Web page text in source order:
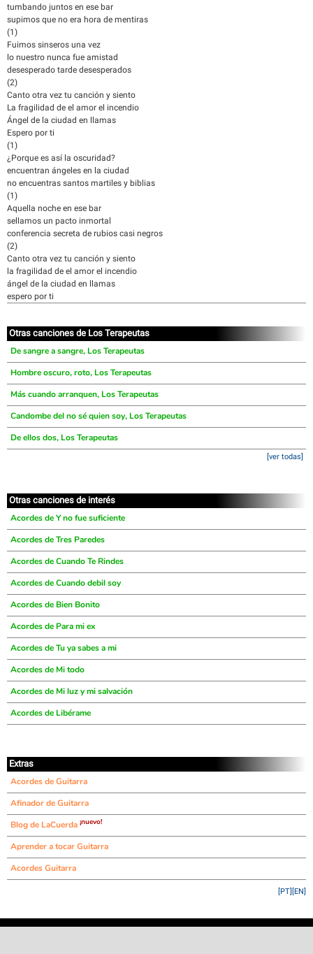
tumbando juntos en ese bar
supimos que no era hora de mentiras
(1)
Fuimos sinseros una vez
lo nuestro nunca fue amistad
desesperado tarde desesperados
(2)
Canto otra vez tu canción y siento
La fragilidad de el amor el incendio
Ángel de la ciudad en llamas
Espero por ti
(1)
¿Porque es así la oscuridad?
encuentran ángeles en la ciudad
no encuentras santos martiles y biblias
(1)
Aquella noche en ese bar
sellamos un pacto inmortal
conferencia secreta de rubios casi negros
(2)
Canto otra vez tu canción y siento
la fragilidad de el amor el incendio
ángel de la ciudad en llamas
espero por ti
Otras canciones de Los Terapeutas
De sangre a sangre, Los Terapeutas
Hombre oscuro, roto, Los Terapeutas
Más cuando arranquen, Los Terapeutas
Candombe del no sé quien soy, Los Terapeutas
De ellos dos, Los Terapeutas
[ver todas]
Otras canciones de interés
Acordes de Y no fue suficiente
Acordes de Tres Paredes
Acordes de Cuando Te Rindes
Acordes de Cuando debil soy
Acordes de Bien Bonito
Acordes de Para mi ex
Acordes de Tu ya sabes a mi
Acordes de Mi todo
Acordes de Mi luz y mi salvación
Acordes de Libérame
Extras
Acordes de Guitarra
Afinador de Guitarra
Blog de LaCuerda ¡nuevo!
Aprender a tocar Guitarra
Acordes Guitarra
[EN]
[PT]